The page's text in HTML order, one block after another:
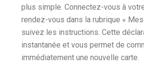
plus simple. Connectez-vous à
rendez-vous dans la rubrique «
suivez les instructions. Cette
instantanée et vous permet de
immédiatement une nouvelle carte.